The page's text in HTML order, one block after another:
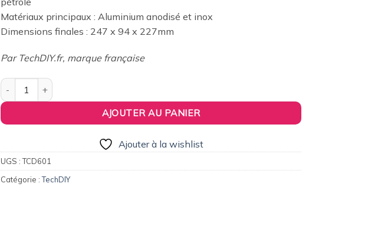
227,00€.204,30€.
Matériaux principaux : Aluminium anodisé et inox
Dimensions finales : 247 x 94 x 227mm
Par TechDIY.fr, marque française
quantité de Pompe d'extraction de pétrole complète en kit - Maquette technique motorisée de
AJOUTER AU PANIER
Ajouter à la wishlist
UGS :TCD601
Catégorie :TechDIY